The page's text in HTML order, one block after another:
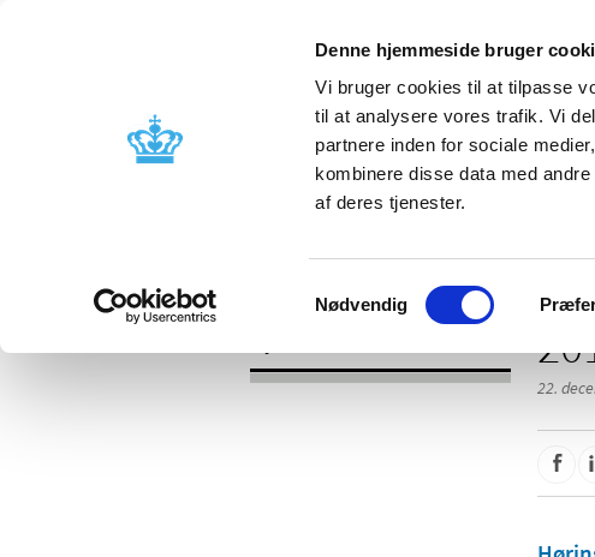
Denne hjemmeside bruger
Vi bruger cookies til at tilpasse
til at analysere vores trafik. Vi
partnere inden for sociale
kombinere disse data med
af deres tjenester.
Samtykkevalg
Nødvendig
Godkendelse og
Bivirkninger og
produktinformation
22.